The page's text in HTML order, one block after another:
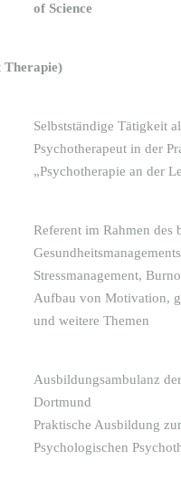
of Science
Therapie)
Selbstständige Tätigkeit
Psychotherapeut in der
„Psychotherapie an der
Referent im Rahmen des
Stressmanagement,
Aufbau von Motivation,
und weitere Themen
Ausbildungsambulanz
Dortmund
Praktische Ausbildung
Psychologischen